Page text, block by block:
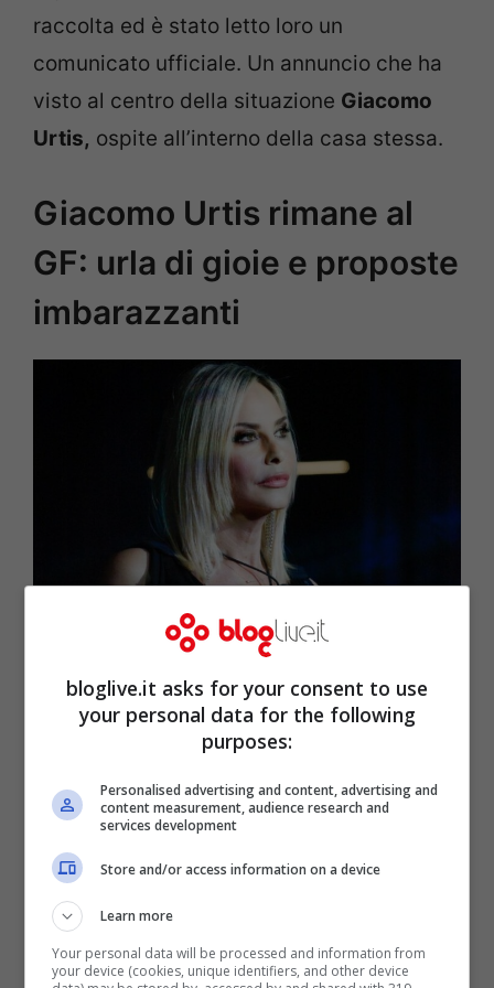
raccolta ed è stato letto loro un
comunicato ufficiale. Un annuncio che ha
visto al centro della situazione Giacomo
Urtis, ospite all’interno della casa stessa.
Giacomo Urtis rimane al
GF: urla di gioie e proposte
imbarazzanti
Stefania Orlando (Immagine da Instagram)
bloglive.it asks for your consent to use
your personal data for the following
purposes:
Personalised advertising and content, advertising and
content measurement, audience research and
services development
Store and/or access information on a device
Learn more
Your personal data will be processed and information from
your device (cookies, unique identifiers, and other device